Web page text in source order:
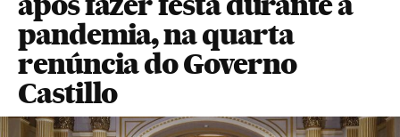
pandemia, na quarta
renúncia do Governo
Castillo